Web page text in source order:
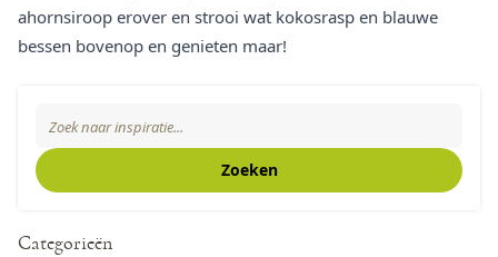
Zoeken
Categorieën
ahornsiroop erover en strooi wat kokosrasp en blauwe
bessen bovenop en genieten maar!